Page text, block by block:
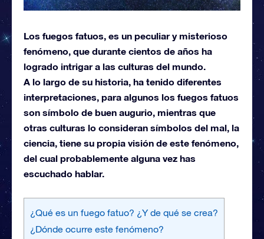
Los fuegos fatuos, es un peculiar y misterioso
fenómeno, que durante cientos de años ha
logrado intrigar a las culturas del mundo.
A lo largo de su historia, ha tenido diferentes
interpretaciones, para algunos los fuegos fatuos
son símbolo de buen augurio, mientras que
otras culturas lo consideran símbolos del mal, la
ciencia, tiene su propia visión de este fenómeno,
del cual probablemente alguna vez has
escuchado hablar.
¿Qué es un fuego fatuo? ¿Y de qué se crea?
¿Dónde ocurre este fenómeno?